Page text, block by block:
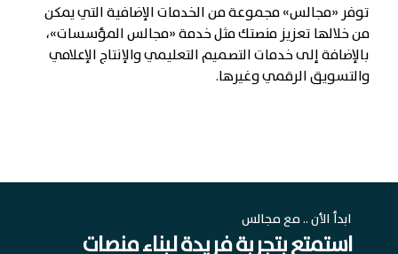
توفر «مجالس» مجموعة من الخدمات الإضافية التي يمكن
من خلالها تعزيز منصتك مثل خدمة «مجالس المؤسسات»،
بالإضافة إلى خدمات التصميم التعليمي والإنتاج الإعلامي
والتسويق الرقمي وغيرها.
ابدأ الأن .. مع مجالس
استمتع بتجربة فريدة لبناء منصات